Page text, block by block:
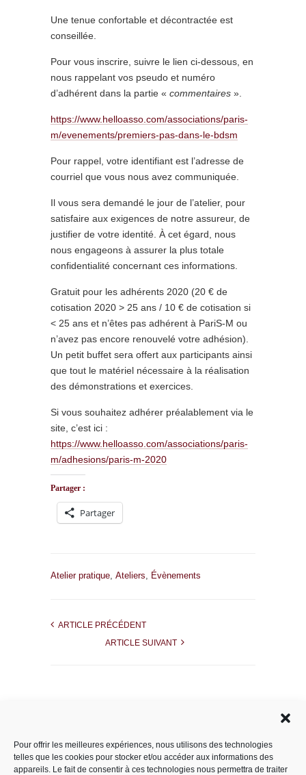
Pour offrir les meilleures expériences, nous utilisons des technologies
telles que les cookies pour stocker et/ou accéder aux informations des
appareils. Le fait de consentir à ces technologies nous permettra de traiter
Une tenue confortable et décontractée est
conseillée.
Pour vous inscrire, suivre le lien ci-dessous, en
nous rappelant vos pseudo et numéro
d’adhérent dans la partie « commentaires ».
https://www.helloasso.com/associations/paris-
m/evenements/premiers-pas-dans-le-bdsm
Pour rappel, votre identifiant est l’adresse de
courriel que vous nous avez communiquée.
Il vous sera demandé le jour de l’atelier, pour
satisfaire aux exigences de notre assureur, de
justifier de votre identité. À cet égard, nous
nous engageons à assurer la plus totale
confidentialité concernant ces informations.
Gratuit pour les adhérents 2020 (20 € de
cotisation 2020 > 25 ans / 10 € de cotisation si
< 25 ans et n’êtes pas adhérent à PariS-M ou
n’avez pas encore renouvelé votre adhésion).
Un petit buffet sera offert aux participants ainsi
que tout le matériel nécessaire à la réalisation
des démonstrations et exercices.
Si vous souhaitez adhérer préalablement via le
site, c’est ici :
https://www.helloasso.com/associations/paris-
m/adhesions/paris-m-2020
Partager :
Partager
Atelier pratique, Ateliers, Évènements
ARTICLE PRÉCÉDENT
ARTICLE SUIVANT